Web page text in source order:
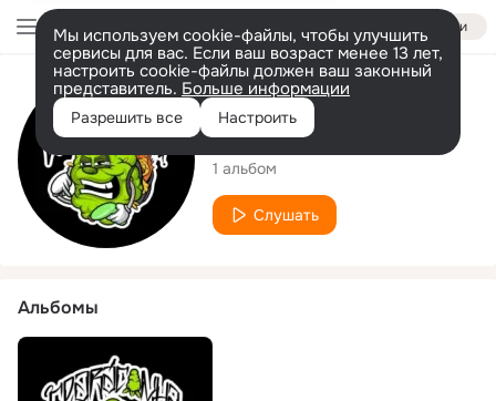
Войти
Мы используем cookie-файлы, чтобы улучшить
сервисы для вас. Если ваш возраст менее 13 лет,
настроить cookie-файлы должен ваш законный
представитель. Больше информации
Разрешить все Настроить
Исполнитель
CearáConha
1 альбом
Слушать
Альбомы